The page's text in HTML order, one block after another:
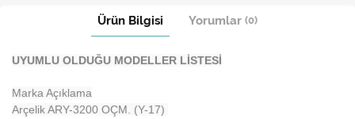
Ürün Bilgisi Yorumlar (0)
UYUMLU OLDUĞU MODELLER LİSTESİ
Marka Açıklama
Arçelik ARY-3200 OÇM. (Y-17)